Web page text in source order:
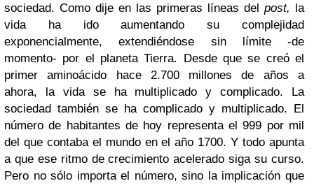
sociedad. Como dije en las primeras líneas del post, la
vida ha ido aumentando su complejidad
exponencialmente, extendiéndose sin límite -de
momento- por el planeta Tierra. Desde que se creó el
primer aminoácido hace 2.700 millones de años a
ahora, la vida se ha multiplicado y complicado. La
sociedad también se ha complicado y multiplicado. El
número de habitantes de hoy representa el 999 por mil
del que contaba el mundo en el año 1700. Y todo apunta
a que ese ritmo de crecimiento acelerado siga su curso.
Pero no sólo importa el número, sino la implicación que